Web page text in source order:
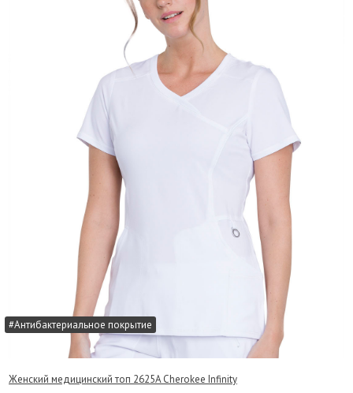
#Антибактериальное покрытие
Женский медицинский топ 2625A Cherokee Infinity